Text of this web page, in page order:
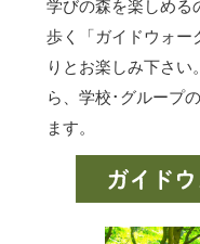
学びの森を楽しめる
歩く「ガイドウォー
りとお楽しみ下さ
ら、学校･グループ
ます。